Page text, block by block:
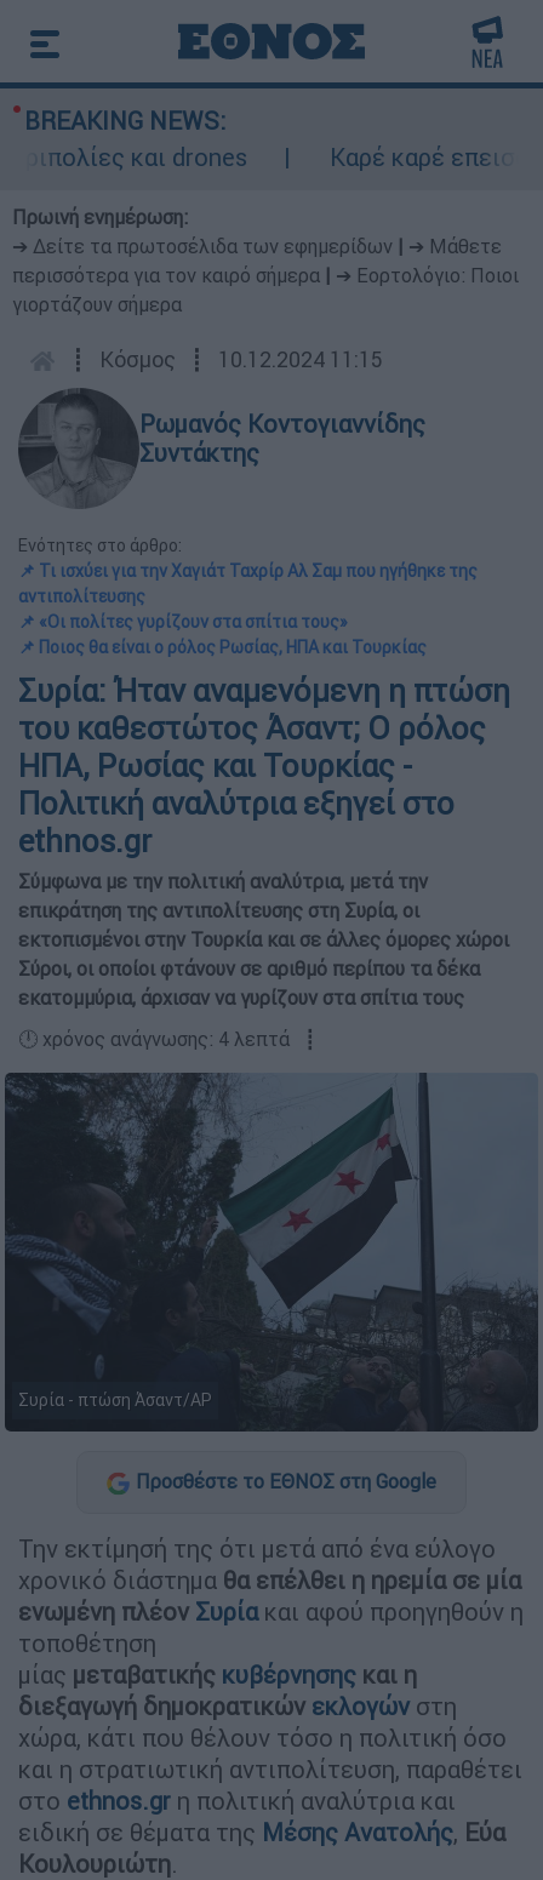
BREAKING NEWS:
και drones
Καρέ καρέ
Πρωινή ενημέρωση:
➔ Δείτε τα πρωτοσέλιδα των εφημερίδων
➔ Μάθετε
περισσότερα για τον καιρό σήμερα
➔ Εορτολόγιο: Ποιοι
γιορτάζουν σήμερα
┋ Κόσμος ┋ 10.12.2024 11:15
Ρωμανός Κοντογιαννίδης
Συντάκτης
Ενότητες στο άρθρο:
📌 Τι ισχύει για την Χαγιάτ Ταχρίρ Αλ Σαμ που ηγήθηκε της
αντιπολίτευσης
📌 «Οι πολίτες γυρίζουν στα σπίτια τους»
📌 Ποιος θα είναι ο ρόλος Ρωσίας, ΗΠΑ και Τουρκίας
Συρία: Ήταν αναμενόμενη η πτώση
του καθεστώτος Άσαντ; Ο ρόλος
ΗΠΑ, Ρωσίας και Τουρκίας -
Πολιτική αναλύτρια εξηγεί στο
ethnos.gr
Σύμφωνα με την πολιτική αναλύτρια, μετά την
επικράτηση της αντιπολίτευσης στη Συρία, οι
εκτοπισμένοι στην Τουρκία και σε άλλες όμορες χώροι
Σύροι, οι οποίοι φτάνουν σε αριθμό περίπου τα δέκα
εκατομμύρια, άρχισαν να γυρίζουν στα σπίτια τους
🕛 χρόνος ανάγνωσης: 4 λεπτά ┋
Συρία - πτώση Άσαντ/AP
Προσθέστε το ΕΘΝΟΣ στη Google
Την εκτίμησή της ότι μετά από ένα εύλογο
χρονικό διάστημα θα επέλθει η ηρεμία σε μία
ενωμένη πλέον Συρίακαι αφού προηγηθούν η
τοποθέτηση
μίας μεταβατικής κυβέρνησης και η
διεξαγωγή δημοκρατικών εκλογώνστη
χώρα, κάτι που θέλουν τόσο η πολιτική όσο
και η στρατιωτική αντιπολίτευση, παραθέτει
στο ethnos.gr η πολιτική αναλύτρια και
ειδική σε θέματα της Μέσης Ανατολής, Εύα
Κουλουριώτη.